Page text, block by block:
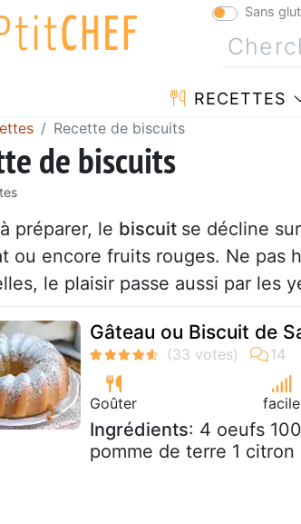
Sans
RECETTES
Recette de biscuits
de biscuits
préparer, le biscuit se décline
ou encore fruits rouges. Ne pas
le plaisir passe aussi par les
Gâteau ou Biscuit de
Goûter facile
Ingrédients: 4 oeufs
pomme de terre 1